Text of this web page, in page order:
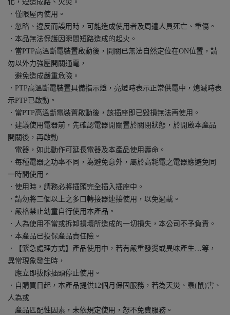
化，短造成路、火災。
．僅限屋內使用。
．忽略、違反而誤用時，可能造成使用者及周遭人員死亡、重傷。
．本品無法保護因瞬間短路造成的起火。
．當PTP高溫斷電裝置啟動後，開關已無法自然定位在ON位置，請
勿以外力強壓開關通電，
避免造成嚴重危險。
．PTP高溫斷電裝置具備指示燈，亮燈時表示正常供電中，熄滅時表
示PTP已啟動。
．當PTP高溫斷電裝置啟動後，該插座即已毀損無法再使用。
．建議使用電器前，先確認電器開關置於關閉狀態，於開啟本產品
開關後，再啟動
電器，如此動作可延長電器及本產品使用壽命。
．每種電器之功率不同，為避免意外，屬於高耗電之電器應避免同
一時間使用。
．使用時，請務必將插頭完全插入插座中。
．請勿將二個以上之多口轉接器連接使用，以免過載。
．嚴格禁止幼童自行使用本產品。
．人為使用不當或拆卸損壞所造成的一切損失，本公司不予負責。
．本產品已投保產品責任險。
．【緊急處理方式】產品使用中，若有嚴重發燙或異味產生…等，
異常現象發生時，
應立即拔除插頭停止使用。
．自購買日起，本產品提供12個月保固服務，若為天災、蟲(鼠)害、
人為或
產品匹配性因素，未依規定使用，恕不免費服務。